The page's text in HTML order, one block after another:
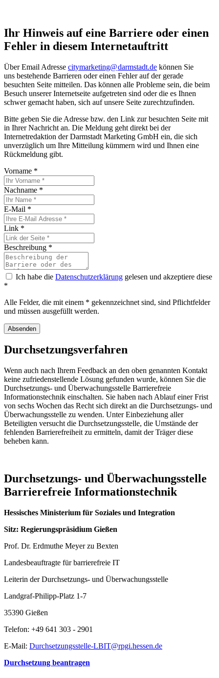
Ihr Hinweis auf eine Barriere oder einen
Fehler in diesem Internetauftritt
Über Email Adresse citymarketing@darmstadt.de können Sie
uns bestehende Barrieren oder einen Fehler auf der gerade
besuchten Seite mitteilen. Das können alle Probleme sein, die beim
Besuch unserer Internetseite aufgetreten sind oder die es Ihnen
schwer gemacht haben, sich auf unsere Seite zurechtzufinden.
Bitte geben Sie die Adresse bzw. den Link zur besuchten Seite mit
in Ihrer Nachricht an. Die Meldung geht direkt bei der
Internetredaktion der Darmstadt Marketing GmbH ein, die sich
unverzüglich um Ihre Mitteilung kümmern wird und Ihnen eine
Rückmeldung gibt.
Vorname *
Nachname *
E-Mail *
Link *
Beschreibung *
Ich habe die Datenschutzerklärung gelesen und akzeptiere diese
*
Alle Felder, die mit einem * gekennzeichnet sind, sind Pflichtfelder
und müssen ausgefüllt werden.
Absenden
Durchsetzungsverfahren
Wenn auch nach Ihrem Feedback an den oben genannten Kontakt
keine zufriedenstellende Lösung gefunden wurde, können Sie die
Durchsetzungs- und Überwachungsstelle Barrierefreie
Informationstechnik einschalten. Sie haben nach Ablauf einer Frist
von sechs Wochen das Recht sich direkt an die Durchsetzungs- und
Überwachungsstelle zu wenden. Unter Einbeziehung aller
Beteiligten versucht die Durchsetzungsstelle, die Umstände der
fehlenden Barrierefreiheit zu ermitteln, damit der Träger diese
beheben kann.
Durchsetzungs- und Überwachungsstelle
Barrierefreie Informationstechnik
Hessisches Ministerium für Soziales und Integration
Sitz: Regierungspräsidium Gießen
Prof. Dr. Erdmuthe Meyer zu Bexten
Landesbeauftragte für barrierefreie IT
Leiterin der Durchsetzungs- und Überwachungsstelle
Landgraf-Philipp-Platz 1-7
35390 Gießen
Telefon: +49 641 303 - 2901
E-Mail: Durchsetzungsstelle-LBIT@rpgi.hessen.de
Durchsetzung beantragen